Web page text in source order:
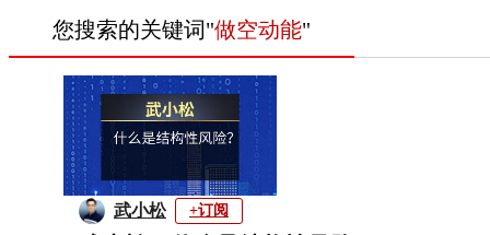
您搜索的关键词"做空动能"
武小松 +订阅